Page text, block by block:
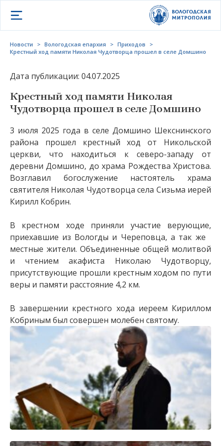
Открыть меню
Новости > Вологодская епархия > Приходов
>
Крестный ход памяти Николая Чудотворца прошел в селе Домшино
Дата публикации: 04.07.2025
Крестный ход памяти Николая
Чудотворца прошел в селе Домшино
3 июля 2025 года в селе Домшино Шекснинского
района прошел крестный ход от Никольской
церкви, что находиться к северо-западу от
деревни Домшино, до храма Рождества Христова.
Возглавил богослужение настоятель храма
святителя Николая Чудотворца села Сизьма иерей
Кирилл Кобрин.
В крестном ходе приняли участие верующие,
приехавшие из Вологды и Череповца, а так же
местные жители. Объединенные общей молитвой
и чтением акафиста Николаю Чудотворцу,
присутствующие прошли крестным ходом по пути
веры и памяти расстояние 4,2 км.
В завершении крестного хода иереем Кириллом
Кобриным был совершен молебен святому.